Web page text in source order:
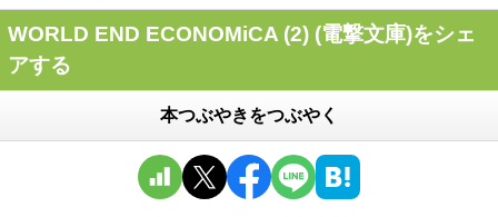
WORLD END ECONOMiCA (2) (電撃文庫)をシェ
アする
本つぶやきをつぶやく